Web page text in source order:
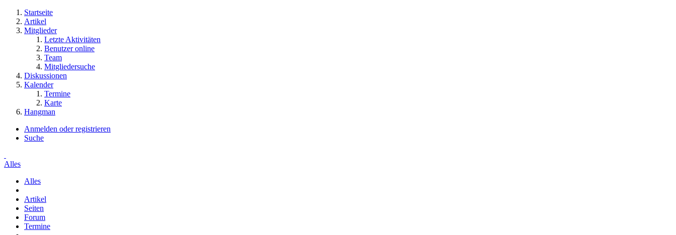
Startseite
Artikel
Mitglieder
Letzte Aktivitäten
Benutzer online
Team
Mitgliedersuche
Diskussionen
Kalender
Termine
Karte
Hangman
Anmelden oder registrieren
Suche
Alles
Alles
Artikel
Seiten
Forum
Termine